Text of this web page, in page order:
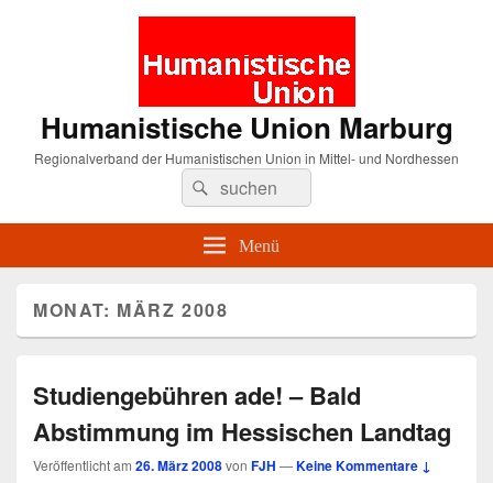
Humanistische Union Marburg
Regionalverband der Humanistischen Union in Mittel- und Nordhessen
Suche
nach:
Suchen
Menü
MONAT: MÄRZ 2008
Studiengebühren ade! – Bald
Abstimmung im Hessischen Landtag
Veröffentlicht am 26. März 2008von FJH —Keine Kommentare ↓